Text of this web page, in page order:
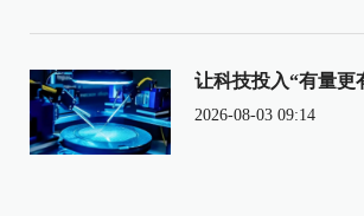
让科技投入“有量更
2026-08-03 09:14